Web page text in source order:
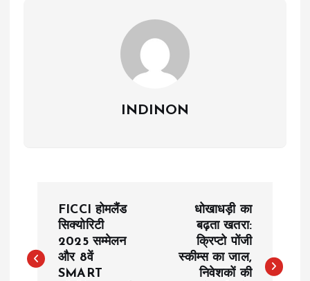
INDINON
s
FICCI होमलैंड
सिक्योरिटी
2025 सम्मेलन
और 8वें
SMART
धोखाधड़ी का
बढ़ता खतरा:
क्रिप्टो पोंजी
स्कीम्स का जाल,
निवेशकों की